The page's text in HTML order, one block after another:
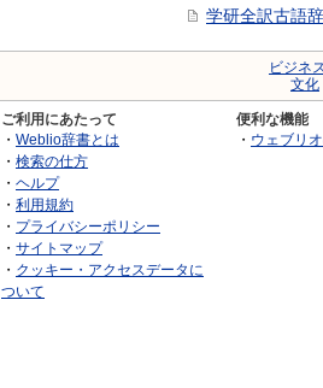
学研全訳古語
ビジネス
文化
ご利用にあたって
・ Weblio辞書とは
・ 検索の仕方
・ ヘルプ
・ 利用規約
・ プライバシーポリシー
・ サイトマップ
・ クッキー・アクセスデータに
ついて
便利な機能
・ ウェブリ